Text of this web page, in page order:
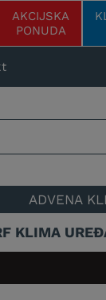
AKCIJSKA
PONUDA
KLIMA